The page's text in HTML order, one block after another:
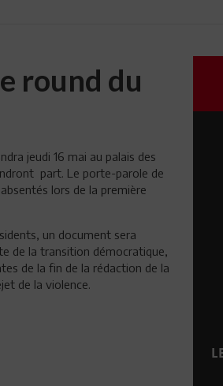
round du
jeudi 16 mai au palais des
part. Le porte-parole de
lors de la première
un document sera
de la transition démocratique,
de la fin de la rédaction de la
de la violence.